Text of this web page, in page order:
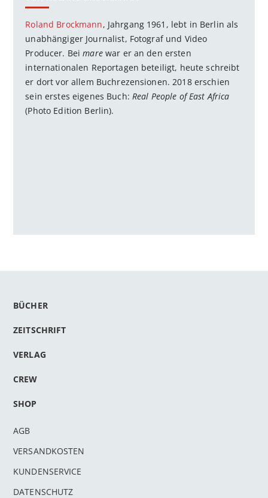
Roland Brockmann, Jahrgang 1961, lebt in Berlin als
unabhängiger Journalist, Fotograf und Video
Producer. Beimarewar er an den ersten
internationalen Reportagen beteiligt, heute schreibt
er dort vor allem Buchrezensionen. 2018 erschien
sein erstes eigenes Buch: Real People of East Africa
(Photo Edition Berlin).
BÜCHER
ZEITSCHRIFT
VERLAG
CREW
SHOP
AGB
VERSANDKOSTEN
KUNDENSERVICE
DATENSCHUTZ